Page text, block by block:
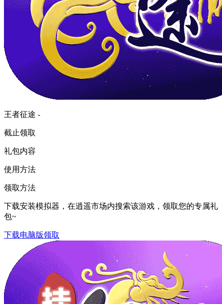
王者征途 -
截止领取
礼包内容
使用方法
领取方法
下载安装模拟器，在逍遥市场内搜索该游戏，领取您的专属礼
包~
下载电脑版领取